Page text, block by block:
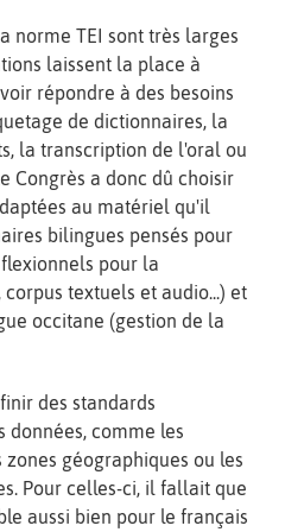
norme TEI sont très larges
laissent la place à
répondre à des besoins
de dictionnaires, la
la transcription de l'oral ou
Congrès a donc dû choisir
au matériel qu'il
bilingues pensés pour
pour la
textuels et audio...) et
occitane (gestion de la
des standards
données, comme les
géographiques ou les
Pour celles-ci, il fallait que
aussi bien pour le français